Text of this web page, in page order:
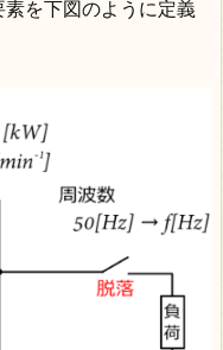
を下図のように定義